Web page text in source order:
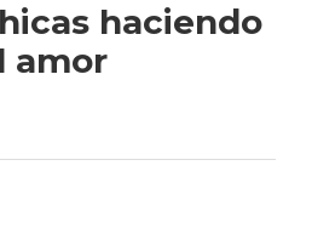
haciendo
amor